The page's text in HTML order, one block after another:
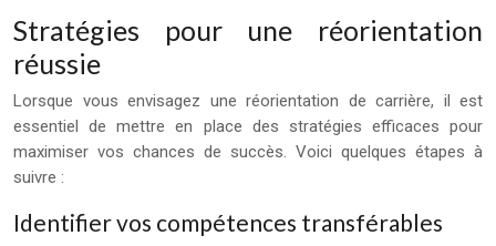
Stratégies pour une réorientation
réussie
Lorsque vous envisagez une réorientation de carrière, il est
essentiel de mettre en place des stratégies efficaces pour
maximiser vos chances de succès. Voici quelques étapes à
suivre :
Identifier vos compétences transférables